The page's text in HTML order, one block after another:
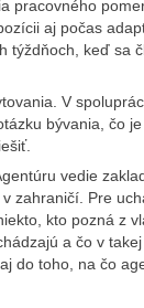
pracovného
aj počas
týždňoch, keď sa
V
bývania, čo
vedie
zahraničí. Pre
kto pozná z
a čo v
do toho, na čo